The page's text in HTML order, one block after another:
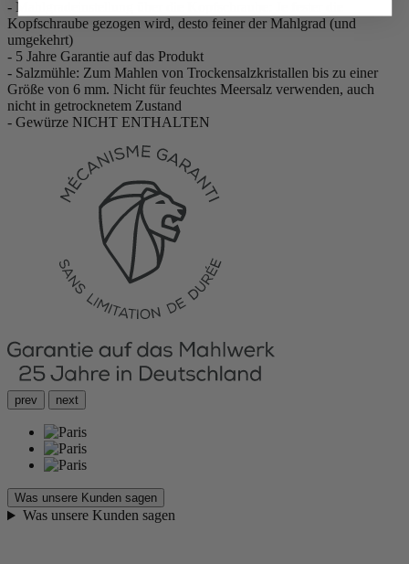
- Mahlgradeinstellung über die Kopfschraube: Je fester die
Kopfschraube gezogen wird, desto feiner der Mahlgrad (und
umgekehrt)
- 5 Jahre Garantie auf das Produkt
- Salzmühle: Zum Mahlen von Trockensalzkristallen bis zu einer
Größe von 6 mm. Nicht für feuchtes Meersalz verwenden, auch
nicht in getrocknetem Zustand
- Gewürze NICHT ENTHALTEN
prev next
Was unsere Kunden sagen
Was unsere Kunden sagen